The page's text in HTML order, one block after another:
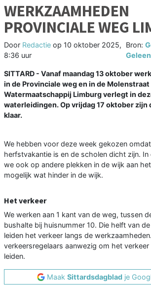
WERKZAAMHEDEN
PROVINCIALE WEG
Door Redactie op 10 oktober 2025,
8:36 uur
Bron:
Geleen
SITTARD - Vanaf maandag 13 oktober
in de Provinciale weg en in de
Watermaatschappij Limburg verlegt in
waterleidingen. Op vrijdag 17 oktober zijn
klaar.
We hebben voor deze week gekozen
herfstvakantie is en de scholen dicht zijn.
we ook op andere plekken in de wijk aan
mogelijk wat hinder in de wijk.
Het verkeer
We werken aan 1 kant van de weg, tussen
bushalte bij huisnummer 10. Die helft van
leiden het verkeer langs de
verkeersregelaars aanwezig om het
leiden.
Maak Sittardsdagbladje